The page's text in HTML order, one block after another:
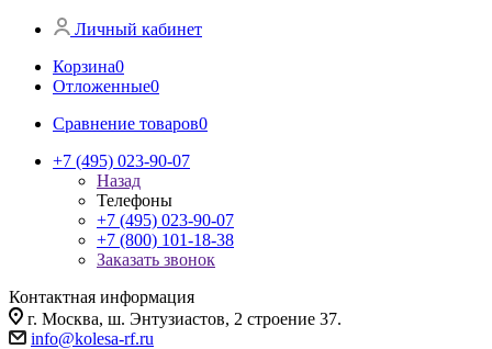
Личный кабинет
Корзина0
Отложенные0
Сравнение товаров0
+7 (495) 023-90-07
Назад
Телефоны
+7 (495) 023-90-07
+7 (800) 101-18-38
Заказать звонок
Контактная информация
г. Москва, ш. Энтузиастов, 2 строение 37.
info@kolesa-rf.ru